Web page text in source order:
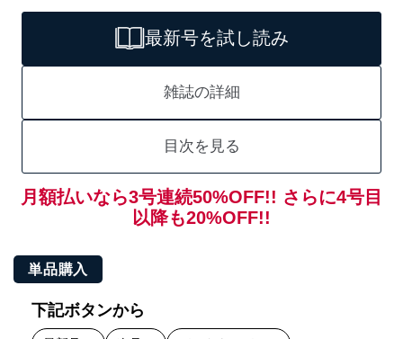
最新号を試し読み
雑誌の詳細
目次を見る
月額払いなら3号連続50%OFF!! さらに4号目
以降も20%OFF!!
単品購入
下記ボタンから